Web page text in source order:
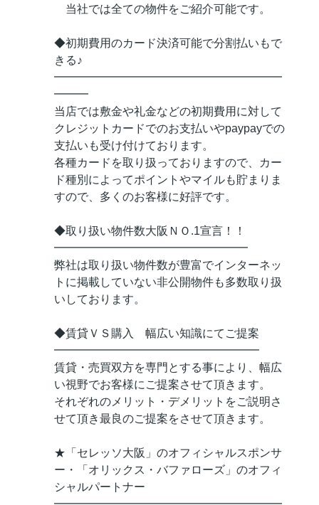
当社では全ての物件をご紹介可能です。
◆初期費用のカード決済可能で分割払いもで
きる♪
━━━━━━━━━━━━━━━━━━━━
━━━
当店では敷金や礼金などの初期費用に対して
クレジットカードでのお支払いやpaypayでの
支払いも受け付けております。
各種カードを取り扱っておりますので、カー
ド種別によってポイントやマイルも貯まりま
すので、多くのお客様に好評です。
◆取り扱い物件数大阪ＮＯ.1宣言！！
━━━━━━━━━━━━━━━━━
弊社は取り扱い物件数が豊富でインターネッ
トに掲載していない非公開物件も多数取り扱
いしております。
◆賃貸ＶＳ購入 幅広い知識にてご提案
━━━━━━━━━━━━━━━━━━
賃貸・売買双方を専門とする事により、幅広
い視野でお客様にご提案させて頂きます。
それぞれのメリット・デメリットをご説明さ
せて頂き最良のご提案をさせて頂きます。
★「セレッソ大阪」のオフィシャルスポンサ
ー・「オリックス・バファローズ」のオフィ
シャルパートナー